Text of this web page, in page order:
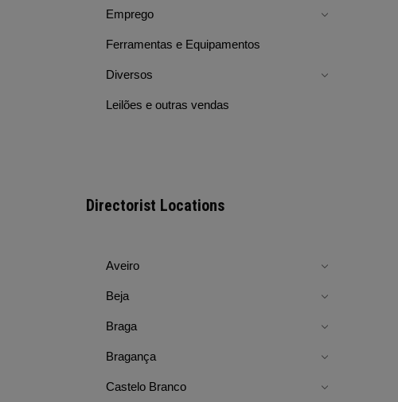
Emprego
Ferramentas e Equipamentos
Diversos
Leilões e outras vendas
Directorist Locations
Aveiro
Beja
Braga
Bragança
Castelo Branco